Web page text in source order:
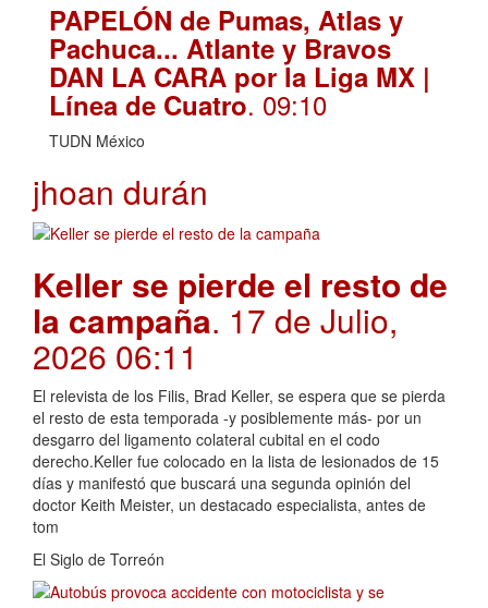
PAPELÓN de Pumas, Atlas y
Pachuca... Atlante y Bravos
DAN LA CARA por la Liga MX |
Línea de Cuatro. 09:10
TUDN México
jhoan durán
Keller se pierde el resto de
la campaña. 17 de Julio,
2026 06:11
El relevista de los Filis, Brad Keller, se espera que se pierda
el resto de esta temporada -y posiblemente más- por un
desgarro del ligamento colateral cubital en el codo
derecho.Keller fue colocado en la lista de lesionados de 15
días y manifestó que buscará una segunda opinión del
doctor Keith Meister, un destacado especialista, antes de
tom
El Siglo de Torreón